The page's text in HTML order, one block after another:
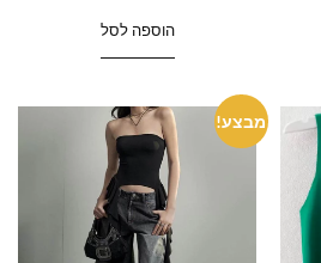
הוספה לסל
מבצע!